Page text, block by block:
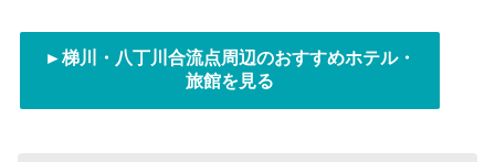
►梯川・八丁川合流点周辺のおすすめホテル・
旅館を見る